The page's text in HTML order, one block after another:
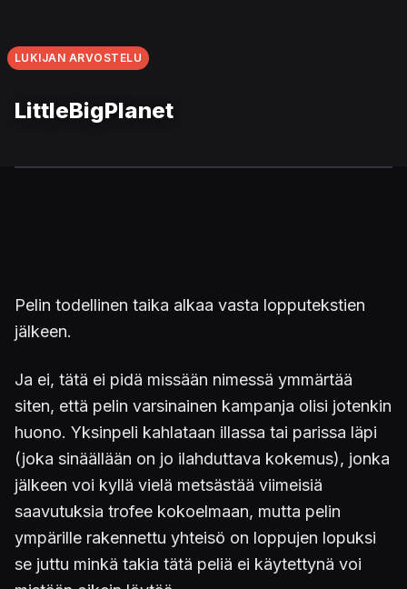
LUKIJAN ARVOSTELU
LittleBigPlanet
Pelin todellinen taika alkaa vasta lopputekstien
jälkeen.
Ja ei, tätä ei pidä missään nimessä ymmärtää
siten, että pelin varsinainen kampanja olisi jotenkin
huono. Yksinpeli kahlataan illassa tai parissa läpi
(joka sinäällään on jo ilahduttava kokemus), jonka
jälkeen voi kyllä vielä metsästää viimeisiä
saavutuksia trofee kokoelmaan, mutta pelin
ympärille rakennettu yhteisö on loppujen lopuksi
se juttu minkä takia tätä peliä ei käytettynä voi